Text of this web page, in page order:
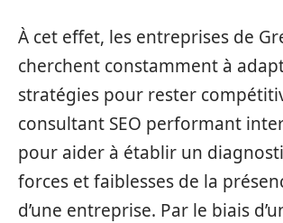
À cet effet, les entreprises de
cherchent constamment à
stratégies pour rester
consultant SEO performant
pour aider à établir un
forces et faiblesses de la
d’une entreprise. Par le biais